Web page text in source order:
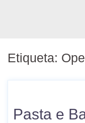
Etiqueta:
Pasta e